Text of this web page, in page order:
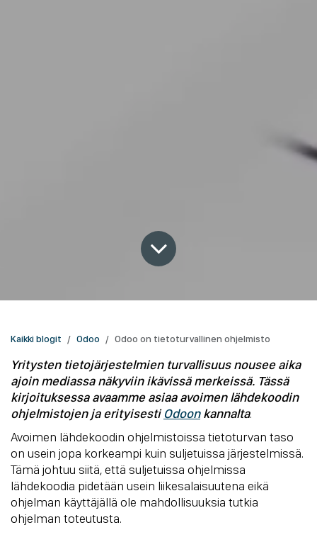
Kaikki blogit Odoo Odoo on tietoturvallinen ohjelmisto
Yritysten tietojärjestelmien turvallisuus nousee aika
ajoin mediassa näkyviin ikävissä merkeissä. Tässä
kirjoituksessa avaamme asiaa avoimen lähdekoodin
ohjelmistojen ja erityisestiOdoonkannalta.
Avoimen lähdekoodin ohjelmistoissa tietoturvan taso
on usein jopa korkeampi kuin suljetuissa järjestelmissä.
Tämä johtuu siitä, että suljetuissa ohjelmissa
lähdekoodia pidetään usein liikesalaisuutena eikä
ohjelman käyttäjällä ole mahdollisuuksia tutkia
ohjelman toteutusta.